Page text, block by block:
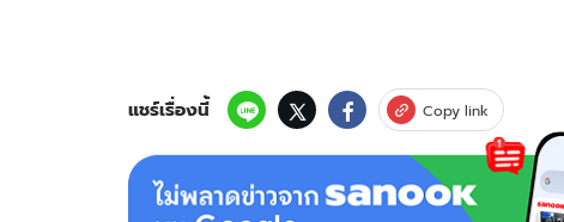
แชร์เรื่องนี้ Copy link